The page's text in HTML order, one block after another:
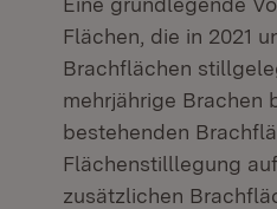
Flächen, die in 2021
Brachflächen
mehrjährige Brachen
bestehenden
Flächenstilllegung
zusätzlichen